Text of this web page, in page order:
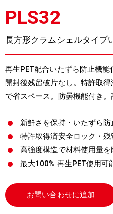
PLS32
長方形クラムシェルタイプ
再生PET配合いたずら防止機能
開封後残留破片なし。特許取
で省スペース。防曇機能付き。
新鮮さを保持・いたずら
特許取得済安全ロック・残
高強度構造で材料使用量を
最大100% 再生PET使用可
お問い合わせに追加